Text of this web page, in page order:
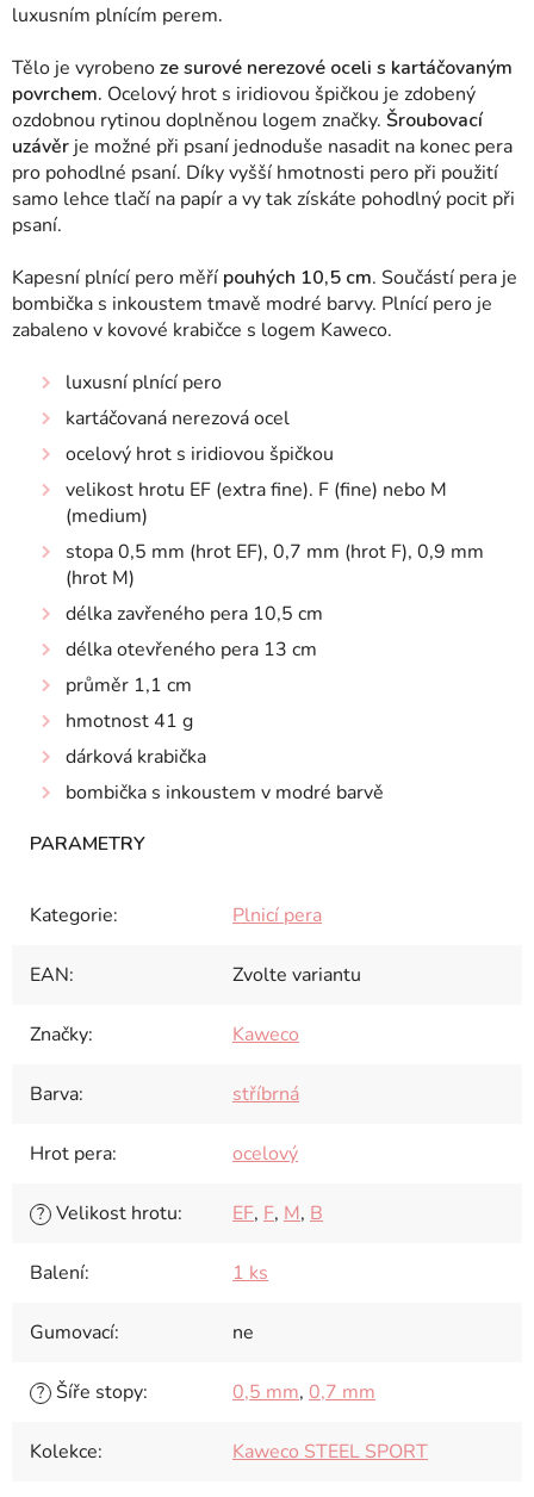
luxusním plnícím perem.
Tělo je vyrobenoze surové nerezové oceli s kartáčovaným
povrchem. Ocelový hrot s iridiovou špičkou je zdobený
ozdobnou rytinou doplněnou logem značky. Šroubovací
uzávěr je možné při psaní jednoduše nasadit na konec pera
pro pohodlné psaní. Díky vyšší hmotnosti pero při použití
samo lehce tlačí na papír a vy tak získáte pohodlný pocit při
psaní.
Kapesní plnící pero měří pouhých 10,5 cm. Součástí pera je
bombička s inkoustem tmavě modré barvy. Plnící pero je
zabaleno v kovové krabičce s logem Kaweco.
luxusní plnící pero
kartáčovaná nerezová ocel
ocelový hrot s iridiovou špičkou
velikost hrotu EF (extra fine). F (fine) nebo M
(medium)
stopa 0,5 mm (hrot EF), 0,7 mm (hrot F), 0,9 mm
(hrot M)
délka zavřeného pera 10,5 cm
délka otevřeného pera 13 cm
průměr 1,1 cm
hmotnost 41 g
dárková krabička
bombička s inkoustem v modré barvě
Kategorie: Plnicí pera
EAN: Zvolte variantu
Značky: Kaweco
Barva: stříbrná
Hrot pera: ocelový
? Velikost hrotu: EF, F, M, B
Balení: 1 ks
Gumovací: ne
? Šíře stopy: 0,5 mm, 0,7 mm
Kolekce: Kaweco STEEL SPORT